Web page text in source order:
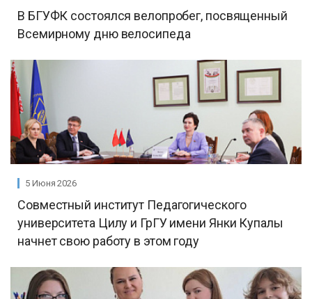
В БГУФК состоялся велопробег, посвященный
Всемирному дню велосипеда
5 Июня 2026
Совместный институт Педагогического
университета Цилу и ГрГУ имени Янки Купалы
начнет свою работу в этом году